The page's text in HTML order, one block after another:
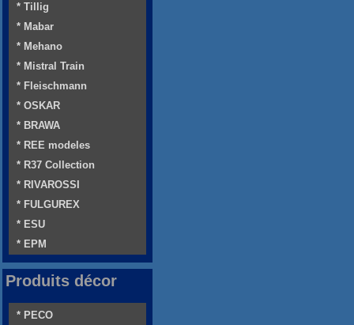
* Tillig
* Mabar
* Mehano
* Mistral Train
* Fleischmann
* OSKAR
* BRAWA
* REE modeles
* R37 Collection
* RIVAROSSI
* FULGUREX
* ESU
* EPM
Produits décor
* PECO